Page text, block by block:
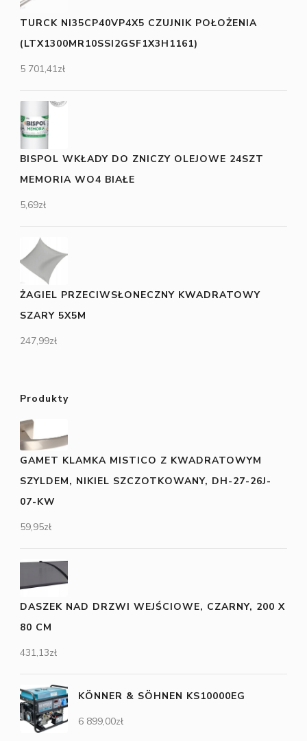
TURCK NI35CP40VP4X5 CZUJNIK POŁOŻENIA
(LTX1300MR10SSI2GSF1X3H1161)
5 701,41zł
BISPOL WKŁADY DO ZNICZY OLEJOWE 24SZT
MEMORIA WO4 BIAŁE
5,69zł
ŻAGIEL PRZECIWSŁONECZNY KWADRATOWY
SZARY 5X5M
247,99zł
Produkty
GAMET KLAMKA MISTICO Z KWADRATOWYM
SZYLDEM, NIKIEL SZCZOTKOWANY, DH-27-26J-
07-KW
59,95zł
DASZEK NAD DRZWI WEJŚCIOWE, CZARNY, 200 X
80 CM
431,13zł
KÖNNER & SÖHNEN KS10000EG
6 899,00zł